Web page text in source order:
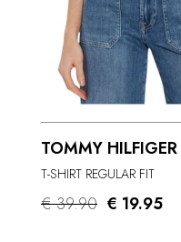
TOMMY HILFIGER
T-SHIRT REGULAR FIT
€ 39.90 € 19.95